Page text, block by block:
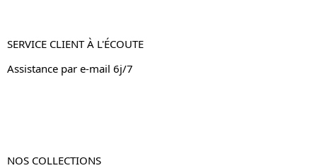
SERVICE CLIENT À L'ÉCOUTE
Assistance par e-mail 6j/7
NOS COLLECTIONS